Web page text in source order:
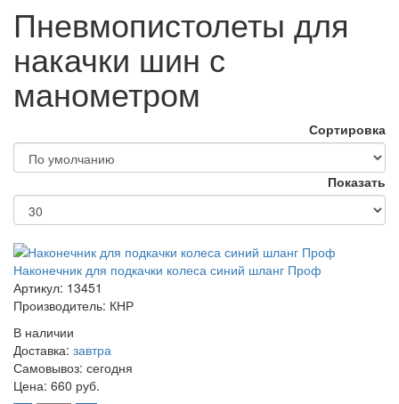
Пневмопистолеты для
накачки шин с
манометром
Сортировка
Показать
Наконечник для подкачки колеса синий шланг Проф
Артикул: 13451
Производитель: КНР
В наличии
Доставка: завтра
Самовывоз: сегодня
Цена: 660 руб.